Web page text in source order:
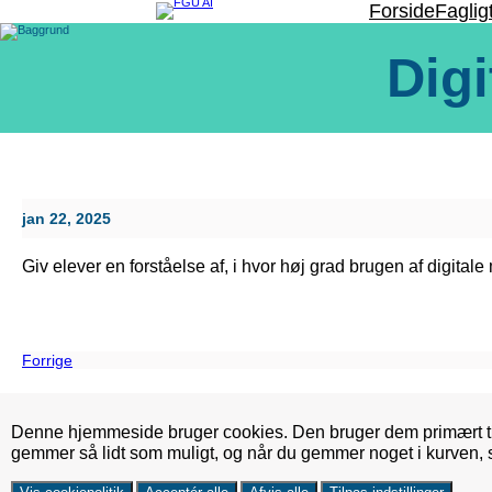
indhold
Forside
jan 22, 2025
Giv elever en forståelse af, i hvor høj grad brugen af digitale
Forrige
Denne hjemmeside bruger cookies. Den bruger dem
gemmer så lidt som muligt, og når du gemmer noget i